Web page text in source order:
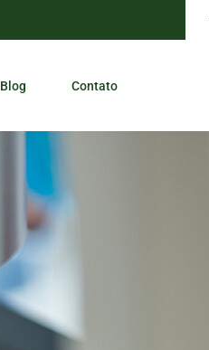
Blog Contato